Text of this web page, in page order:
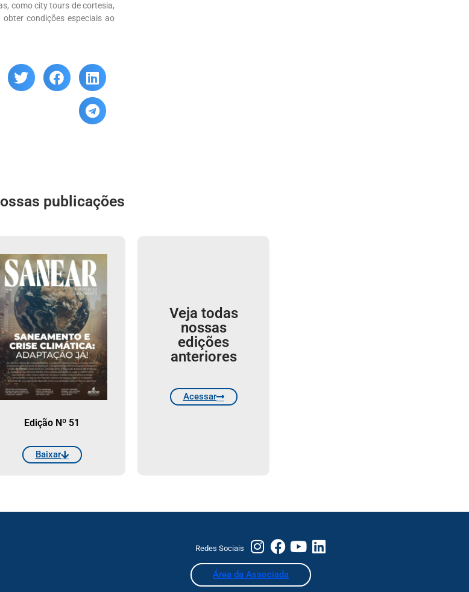
como city tours de cortesia,
condições especiais ao
publicações
Edição Nº 51
Baixar
Veja todas
nossas
edições
anteriores
Acessar
Redes Sociais
Área da Associada